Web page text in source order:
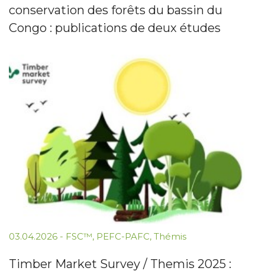
conservation des forêts du bassin du
Congo : publications de deux études
03.04.2026 - FSC™, PEFC-PAFC, Thémis
Timber Market Survey / Themis 2025 :